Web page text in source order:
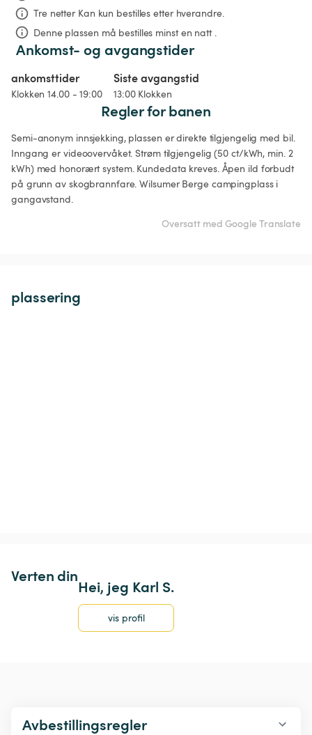
Tre netter Kan kun bestilles etter hverandre.
Denne plassen må bestilles minst en natt .
Ankomst- og avgangstider
ankomsttider
Klokken 14.00 - 19:00
Siste avgangstid
13:00 Klokken
Regler for banen
Semi-anonym innsjekking, plassen er direkte tilgjengelig med bil.
Inngang er videoovervåket. Strøm tilgjengelig (50 ct/kWh, min. 2
kWh) med honorært system. Kundedata kreves. Åpen ild forbudt
på grunn av skogbrannfare. Wilsumer Berge campingplass i
gangavstand.
Oversatt med Google Translate
plassering
Verten din
Hei, jeg Karl S.
vis profil
Avbestillingsregler